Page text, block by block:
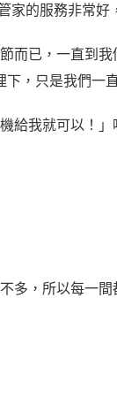
家的服務非常好
而已，一直到
，只是我們一
給我就可以！
多，所以每一間